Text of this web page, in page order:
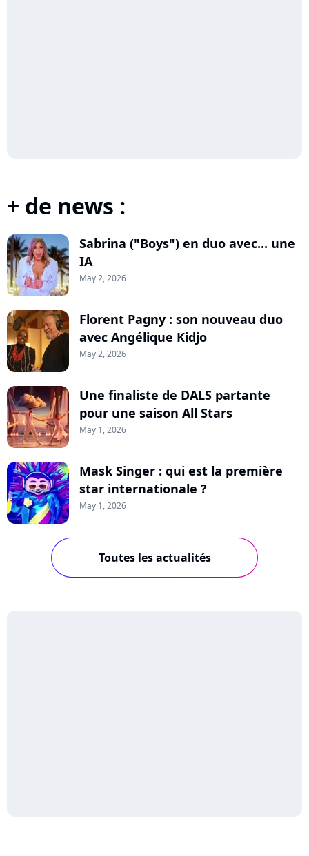
+ de news :
Sabrina ("Boys") en duo avec... une
IA
May 2, 2026
Florent Pagny : son nouveau duo
avec Angélique Kidjo
May 2, 2026
Une finaliste de DALS partante
pour une saison All Stars
May 1, 2026
Mask Singer : qui est la première
star internationale ?
May 1, 2026
Toutes les actualités